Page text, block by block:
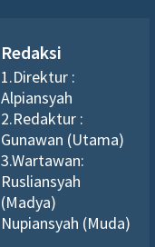
Redaksi
1.Direktur :
Alpiansyah
2.Redaktur :
Gunawan (Utama)
3.Wartawan:
Rusliansyah
(Madya)
Nupiansyah (Muda)